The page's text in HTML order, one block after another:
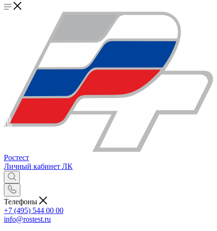
Ростест
Личный кабинет ЛК
Телефоны
+7 (495) 544 00 00
info@rostest.ru